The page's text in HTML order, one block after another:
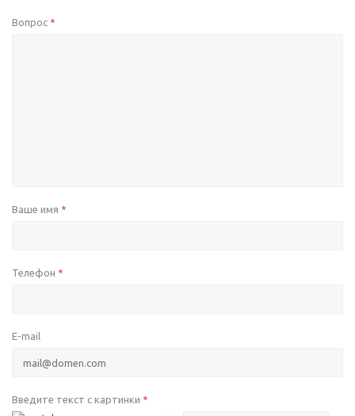
Вопрос *
Ваше имя *
Телефон *
E-mail
Введите текст с картинки *